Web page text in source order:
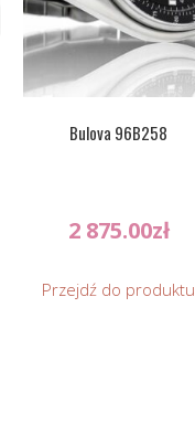
Bulova 96B258
2 875.00zł
Przejdź do produktu